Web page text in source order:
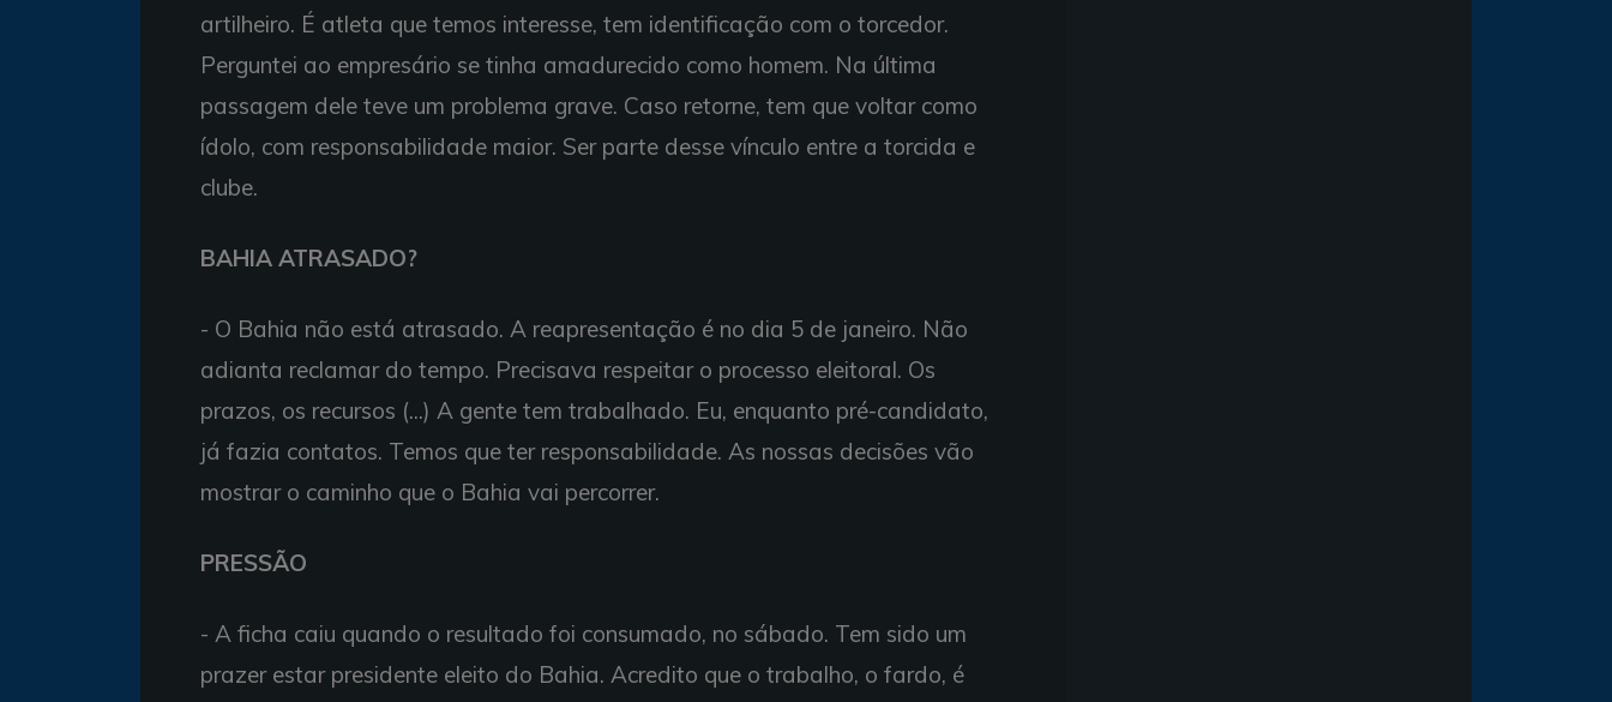
artilheiro. É atleta que temos interesse, tem identificação com o torcedor.
Perguntei ao empresário se tinha amadurecido como homem. Na última
passagem dele teve um problema grave. Caso retorne, tem que voltar como
ídolo, com responsabilidade maior. Ser parte desse vínculo entre a torcida e
clube.
BAHIA ATRASADO?
- O Bahia não está atrasado. A reapresentação é no dia 5 de janeiro. Não
adianta reclamar do tempo. Precisava respeitar o processo eleitoral. Os
prazos, os recursos (...) A gente tem trabalhado. Eu, enquanto pré-candidato,
já fazia contatos. Temos que ter responsabilidade. As nossas decisões vão
mostrar o caminho que o Bahia vai percorrer.
PRESSÃO
- A ficha caiu quando o resultado foi consumado, no sábado. Tem sido um
prazer estar presidente eleito do Bahia. Acredito que o trabalho, o fardo, é